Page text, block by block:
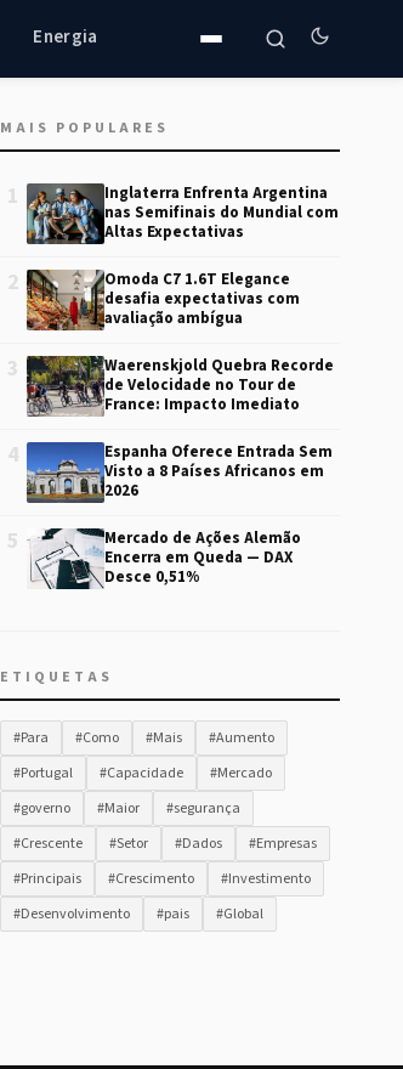
Energia
MAIS POPULARES
1
Inglaterra Enfrenta Argentina
nas Semifinais do Mundial com
Altas Expectativas
2
Omoda C7 1.6T Elegance
desafia expectativas com
avaliação ambígua
3
Waerenskjold Quebra Recorde
de Velocidade no Tour de
France: Impacto Imediato
4
Espanha Oferece Entrada Sem
Visto a 8 Países Africanos em
2026
5
Mercado de Ações Alemão
Encerra em Queda — DAX
Desce 0,51%
ETIQUETAS
#Para #Como #Mais
#Aumento
#Portugal
#Capacidade
#Mercado
#governo
#Maior
#segurança
#Crescente
#Setor #Dados
#Empresas
#Principais
#Crescimento
#Investimento
#Desenvolvimento
#pais #Global